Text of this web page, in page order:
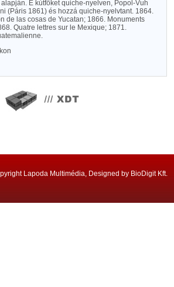
E kútfőket quiche-nyelven, Popol-Vuh
(Páris 1861) és hozzá quiche-nyelvtant. 1864.
de las cosas de Yucatan; 1866. Monuments
Quatre lettres sur le Mexique; 1871.
Lapoda Multimédia, Designed by BioDigit Kft.